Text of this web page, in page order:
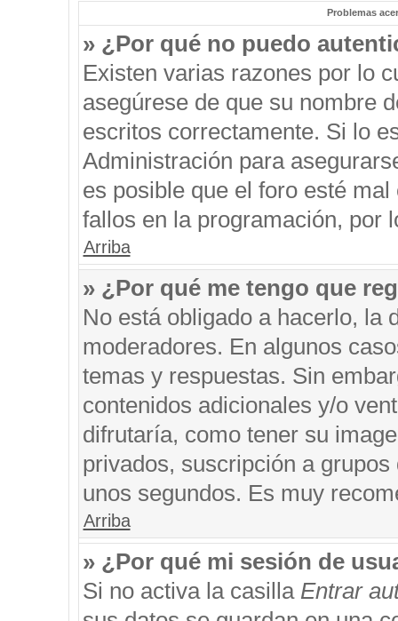
Problemas
» ¿Por qué no puedo
Existen varias razones por lo
asegúrese de que su nombre
escritos correctamente. Si lo
Administración para
es posible que el foro esté
fallos en la programación, por
Arriba
» ¿Por qué me tengo que
No está obligado a hacerlo, la
moderadores. En algunos
temas y respuestas. Sin
contenidos adicionales y/o
difrutaría, como tener su
privados, suscripción a
unos segundos. Es muy
Arriba
» ¿Por qué mi sesión de
Si no activa la casilla Entrar